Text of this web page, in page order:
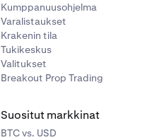
Kumppanuusohjelma
Varalistaukset
Krakenin tila
Tukikeskus
Valitukset
Breakout Prop Trading
Suositut markkinat
BTC vs. USD